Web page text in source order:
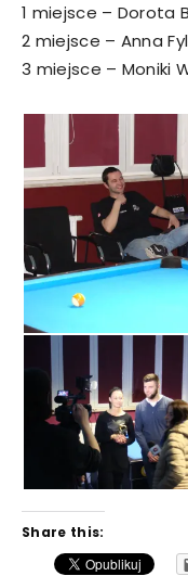
1 miejsce – Dorota
2 miejsce – Anna
3 miejsce – Moniki
Share this: